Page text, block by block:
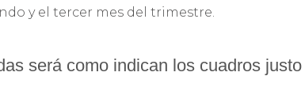
y el tercer mes del trimestre.
será como indican los cuadros justo